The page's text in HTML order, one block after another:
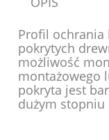
Profil ochrania
pokrytych
możliwość
montażowego
pokryta jest
dużym